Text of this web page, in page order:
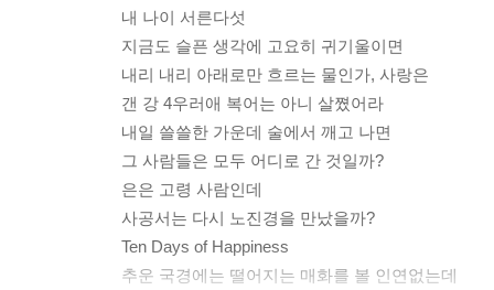
내 나이 서른다섯
지금도 슬픈 생각에 고요히 귀기울이면
내리 내리 아래로만 흐르는 물인가, 사랑은
갠 강 4우러애 복어는 아니 살쪘어라
내일 쓸쓸한 가운데 술에서 깨고 나면
그 사람들은 모두 어디로 간 것일까?
은은 고령 사람인데
사공서는 다시 노진경을 만났을까?
Ten Days of Happiness
추운 국경에는 떨어지는 매화를 볼 인연없는데